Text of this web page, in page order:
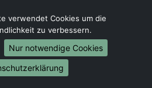
nach Berlin
nach Hamburg
nach München
nach Köln
verwendet Cookies um die
zu verbessern.
Nur notwendige Cookies